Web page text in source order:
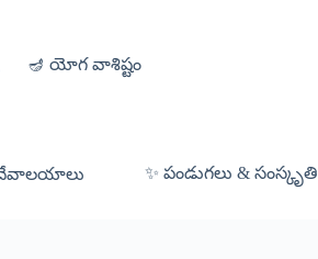
🪔 యోగ వాశిష్టం
దేవాలయాలు ✨ పండుగలు & సంస్కృతి